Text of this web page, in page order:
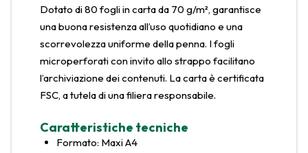
Dotato di 80 fogli in carta da 70 g/m², garantisce
una buona resistenza all’uso quotidiano e una
scorrevolezza uniforme della penna. I fogli
microperforati con invito allo strappo facilitano
l’archiviazione dei contenuti. La carta è certificata
FSC, a tutela di una filiera responsabile.
Caratteristiche tecniche
Formato: Maxi A4